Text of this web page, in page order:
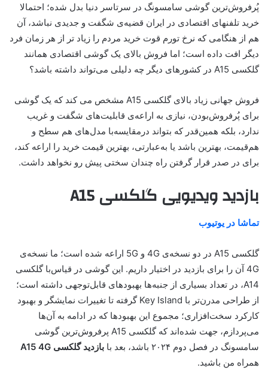
پُرفروش‌ترین گوشی سامسونگ در سرتاسر دنیا بدل شده؛ احتمالا
خرید تلفنهای اقتصادی در ایران قضیه‌ی شگفت و جدیدی نباشد، آن
هم از هنگامی که نرخ تورم قوت خرید مردم را زیاد تر از هر زمان فرد
دیگر افت داده است؛ اما فروش بالای یک گوشی اقتصادی همانند
گلکسی A15 در کشورهای دیگر چه دلیلی می‌تواند داشته باشد؟
فروش جهانی زیاد بالای گلکسی A15 مشخص می کند که یک گوشی
برای پُرفروش‌بودن، نیازی به اراعه‌ی قابلیت‌های شگفت و غریب
ندارد، بلکه همین‌قدر که بتواند درمقایسه‌با مدل‌های هم سطح و
هم‌قیمت، بهترین باشد یا به‌عبارتی، بهترین قیمت خرید را اراعه کند،
برای در صدر قرار گرفتن راه چندان سختی پیش رو نخواهد داشت.
بازدید ویدیویی گلکسی A15
تماشا در یوتیوب
گلکسی A15 در دو نسخه‌ی 4G و 5G اراعه شده است؛ ما نسخه‌ی
4G آن را برای بازدید در اختیار داریم. این گوشی در‌ قیاس‌با گلکسی
A14، در تعداد بسیاری از جنبه‌ها بهبودهای قابل‌توجهی داشته است؛
از طراحی مدرن‌تر با Key Island گرفته تا تغییرات نمایشگر و بهبود
کارکرد سخت‌افزاری؛ مجموع این بهبودها که در ادامه به آن‌ها
می‌پردازم، جهت شده‌اند که گلکسی A15 پرفروش‌ترین گوشی
سامسونگ در فصل دوم ۲۰۲۴ باشد، بعد با
بازدید گلکسی A15 4G
همراه من باشید.